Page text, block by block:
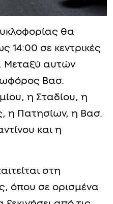
θα
14:00 σε κεντρικές
Μεταξύ αυτών
Βασ.
η Σταδίου, η
η Πατησίων, η Βασ.
και η
στη
όπου σε ορισμένα